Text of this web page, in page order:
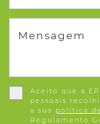
Mensagem
Aceito que a
pessoais
a sua política
Regulamento